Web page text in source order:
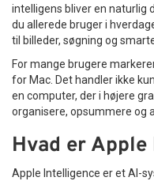
intelligens bliver en naturlig
du allerede bruger i
til billeder, søgning og
For mange brugere
for Mac. Det handler ikke
en computer, der i højere
organisere, opsummere og
Hvad er
Apple Intelligence er et AI-